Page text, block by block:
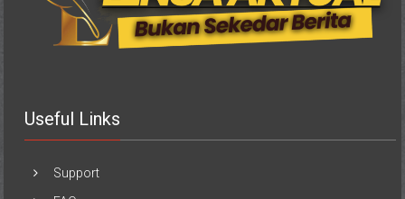
Useful Links
Support